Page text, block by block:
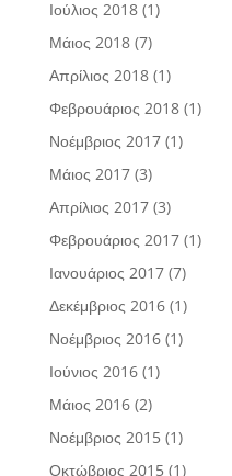
Ιούλιος 2018(1)
Μάιος 2018(7)
Απρίλιος 2018(1)
Φεβρουάριος 2018(1)
Νοέμβριος 2017(1)
Μάιος 2017(3)
Απρίλιος 2017(3)
Φεβρουάριος 2017(1)
Ιανουάριος 2017(7)
Δεκέμβριος 2016(1)
Νοέμβριος 2016(1)
Ιούνιος 2016(1)
Μάιος 2016(2)
Νοέμβριος 2015(1)
Οκτώβριος 2015(1)